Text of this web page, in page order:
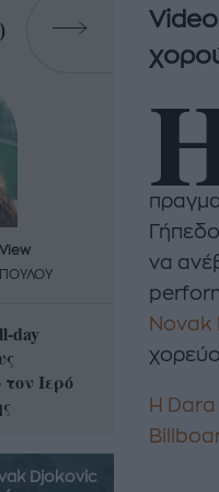
να
Novak
Η Dara
day
Ιερό
Η
που θα
Djokovic